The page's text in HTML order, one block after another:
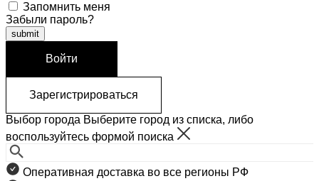
Запомнить меня
Забыли пароль?
Войти
Зарегистрироваться
Выбор города Выберите город из списка, либо
воспользуйтесь формой поиска
Оперативная доставка во все регионы РФ